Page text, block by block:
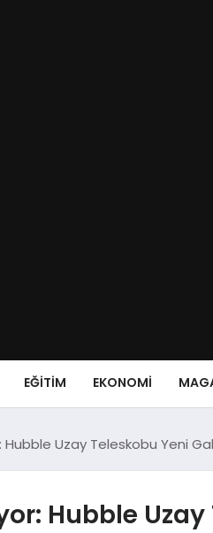
EĞITIM EKONOMI
Hubble Uzay Teleskobu Yeni
Hubble